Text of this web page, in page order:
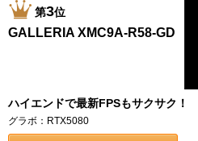
第3位
GALLERIA XMC9A-R58-GD
ハイエンドで最新FPSもサクサク！
グラボ：RTX5080